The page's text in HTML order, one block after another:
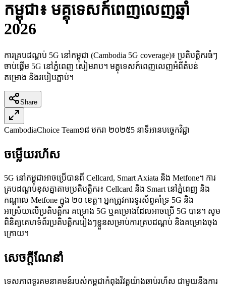
កម្ពុជា៖ មគ្គុទេសក៍ពេញលេញឆ្នាំ
2026
ការគ្របដណ្តប់ 5G នៅកម្ពុជា (Cambodia 5G coverage)៖ ប្រតិបត្តិករធំៗ
ចាប់ផ្តើម 5G នៅភ្នំពេញ សៀមរាប។ មគ្គុទេសក៍ពេញលេញអំពីតំបន់
គម្រោង និងរបៀបភ្ជាប់។
Share
CambodiaChoice Team១៨ មករា ២០២៥5 នាទីអានបច្ចេកវិជ្ជា
ចម្លើយរហ័ស
5G នៅកម្ពុជាអាចប្រើបានពី Cellcard, Smart Axiata និង Metfone។ ការ
គ្របដណ្តប់ខុសគ្នាតាមប្រតិបត្តិករ៖ Cellcard និង Smart នៅភ្នំពេញ និង
កណ្តាល Metfone ក្នុង ២០ ខេត្ត។ អ្នកត្រូវការទូរស័ព្ទគាំទ្រ 5G និង
អាស្រ័យលើប្រតិបត្តិករ គម្រោង 5G ឬគម្រោងដែលអាចប្រើ 5G បាន។ សូម
ពិនិត្យគេហទំព័រប្រតិបត្តិកររៀងៗខ្លួនសម្រាប់ការគ្របដណ្តប់ និងគម្រោងចុង
ក្រោយ។
សេចក្តីណែនាំ
ទេសភាពទូរគមនាគមន៍របស់កម្ពុជាកំពុងវិវត្តយ៉ាងឆាប់រហ័ស ជាមួយនឹងការ